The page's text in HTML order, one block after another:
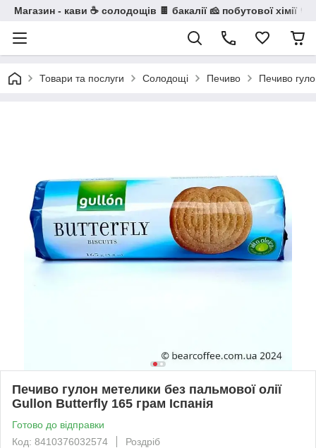
Магазин - кави ☕ солодощів 🍫 бакалії 🧀 побутової хімії 🧼
Товари та послуги Солодощі Печиво Печиво
Печиво гулон метелики без пальмової олії
Gullon Butterfly 165 грам Іспанія
Готово до відправки
Код: 8410376032574
Роздріб